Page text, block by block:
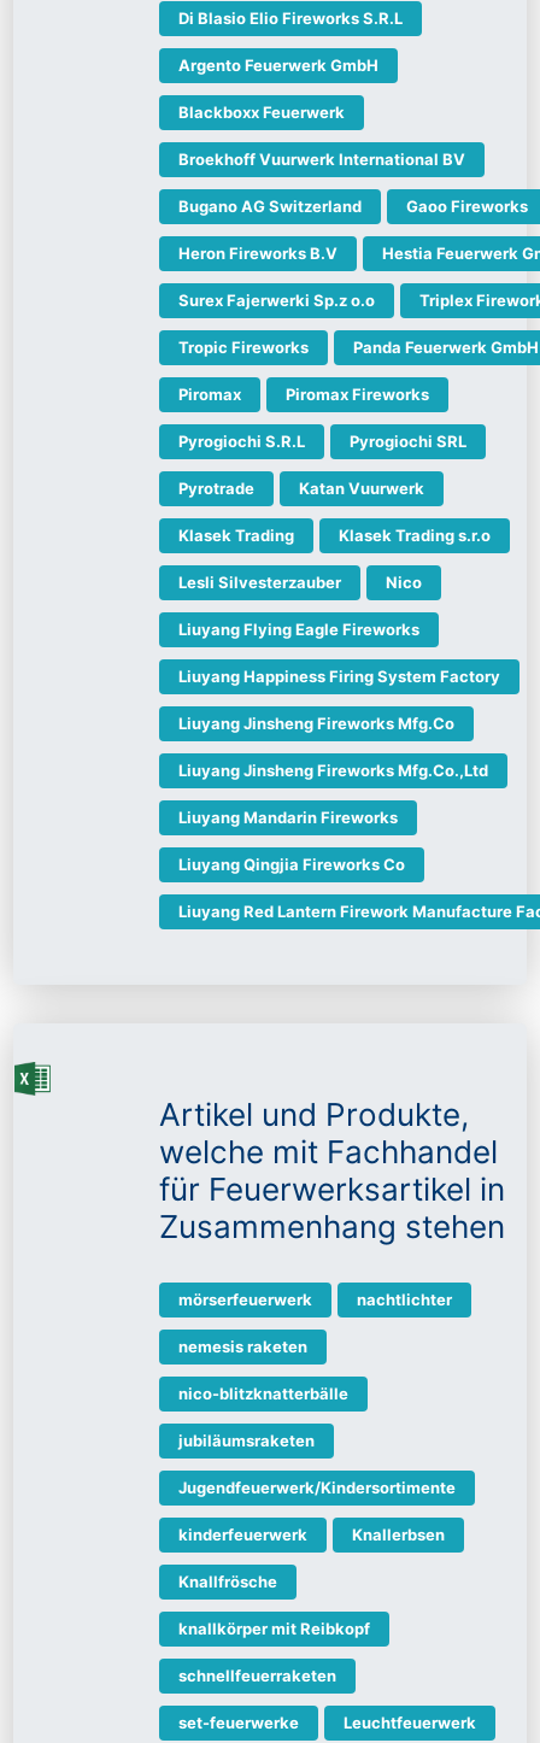
Di Blasio Elio Fireworks S.R.L
Argento Feuerwerk GmbH
Blackboxx Feuerwerk
Broekhoff Vuurwerk International BV
Bugano AG Switzerland Gaoo Fireworks
Heron Fireworks B.V Hestia Feuerwerk
Surex Fajerwerki Sp.z o.o Triplex
Tropic Fireworks Panda Feuerwerk GmbH
Piromax Piromax Fireworks
Pyrogiochi S.R.L Pyrogiochi SRL
Pyrotrade Katan Vuurwerk
Klasek Trading Klasek Trading s.r.o
Lesli Silvesterzauber Nico
Liuyang Flying Eagle Fireworks
Liuyang Happiness Firing System Factory
Liuyang Jinsheng Fireworks Mfg.Co
Liuyang Jinsheng Fireworks Mfg.Co.,Ltd
Liuyang Mandarin Fireworks
Liuyang Qingjia Fireworks Co
Liuyang Red Lantern Firework Manufacture
Artikel und Produkte,
welche mit Fachhandel
für Feuerwerksartikel in
Zusammenhang stehen
mörserfeuerwerk nachtlichter
nemesis raketen
nico-blitzknatterbälle
jubiläumsraketen
Jugendfeuerwerk/Kindersortimente
kinderfeuerwerk Knallerbsen
Knallfrösche
knallkörper mit Reibkopf
schnellfeuerraketen
set-feuerwerke Leuchtfeuerwerk